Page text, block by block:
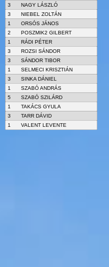
3
NAGY LÁSZLÓ
3
NIEBEL ZOLTÁN
1
ORSÓS JÁNOS
2
POSZMIK2 GILBERT
1
RÁDI PÉTER
3
ROZSI SÁNDOR
3
SÁNDOR TIBOR
1
SELMECI KRISZTIÁN
3
SINKA DÁNIEL
1
SZABÓ ANDRÁS
5
SZABÓ SZILÁRD
1
TAKÁCS GYULA
3
TARR DÁVID
1
VALENT LEVENTE